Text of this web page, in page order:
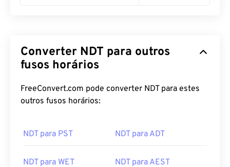
Converter NDT para outros
fusos horários
FreeConvert.com pode converter NDT para estes
outros fusos horários:
NDT para PST NDT para ADT
NDT para WET NDT para AEST